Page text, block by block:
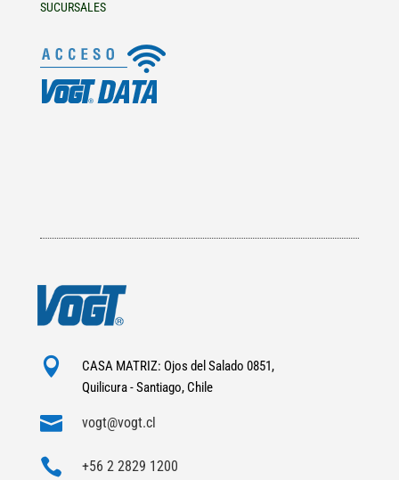
SUCURSALES

CASA MATRIZ: Ojos del Salado 0851,
Quilicura - Santiago, Chile
 vogt@vogt.cl
 +56 2 2829 1200